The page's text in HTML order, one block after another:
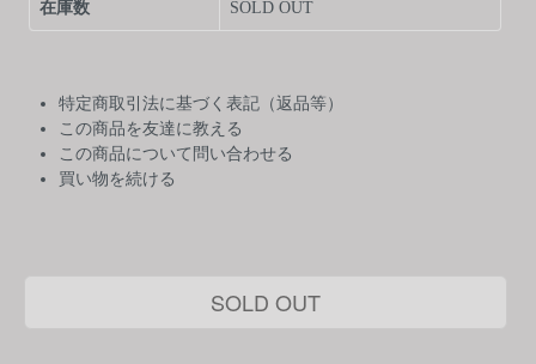
在庫数 SOLD OUT
特定商取引法に基づく表記（返品等）
この商品を友達に教える
この商品について問い合わせる
買い物を続ける
SOLD OUT